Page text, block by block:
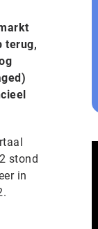
terug,
stond
in